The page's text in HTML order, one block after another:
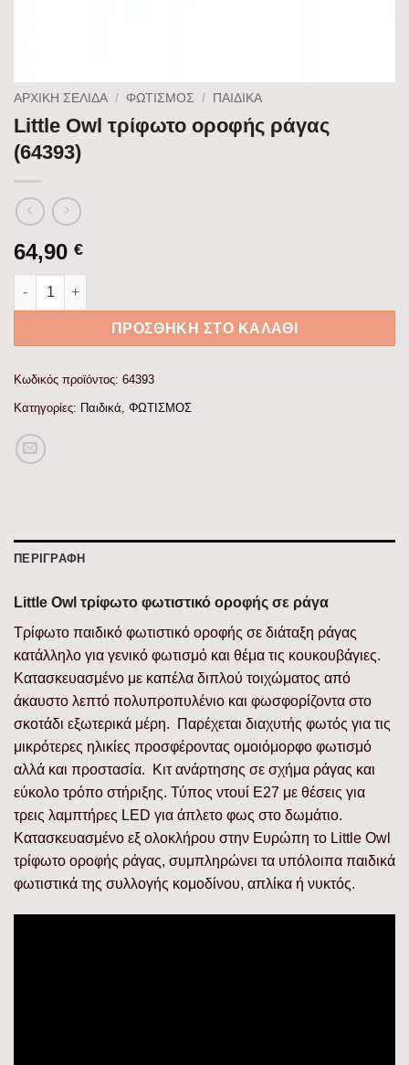
ΑΡΧΙΚΉ ΣΕΛΊΔΑ / ΦΩΤΙΣΜΟΣ / ΠΑΙΔΙΚΆ
Little Owl τρίφωτο οροφής ράγας
(64393)
64,90 €
Little Owl τρίφωτο οροφής ράγας (64393) ποσότητα
ΠΡΟΣΘΉΚΗ ΣΤΟ ΚΑΛΆΘΙ
Κωδικός προϊόντος: 64393
Κατηγορίες: Παιδικά ΦΩΤΙΣΜΟΣ
ΠΕΡΙΓΡΑΦΉ
Little Owl τρίφωτο φωτιστικό οροφής σε ράγα
Τρίφωτο παιδικό φωτιστικό οροφής σε διάταξη ράγας
κατάλληλο για γενικό φωτισμό και θέμα τις κουκουβάγιες.
Κατασκευασμένο με καπέλα διπλού τοιχώματος από
άκαυστο λεπτό πολυπροπυλένιο και φωσφορίζοντα στο
σκοτάδι εξωτερικά μέρη. Παρέχεται διαχυτής φωτός για τις
μικρότερες ηλικίες προσφέροντας ομοιόμορφο φωτισμό
αλλά και προστασία. Κιτ ανάρτησης σε σχήμα ράγας και
εύκολο τρόπο στήριξης. Τύπος ντουί E27 με θέσεις για
τρεις λαμπτήρες LED για άπλετο φως στο δωμάτιο.
Κατασκευασμένο εξ ολοκλήρου στην Ευρώπη το Little Owl
τρίφωτο οροφής ράγας, συμπληρώνει τα υπόλοιπα παιδικά
φωτιστικά της συλλογής κομοδίνου, απλίκα ή νυκτός.